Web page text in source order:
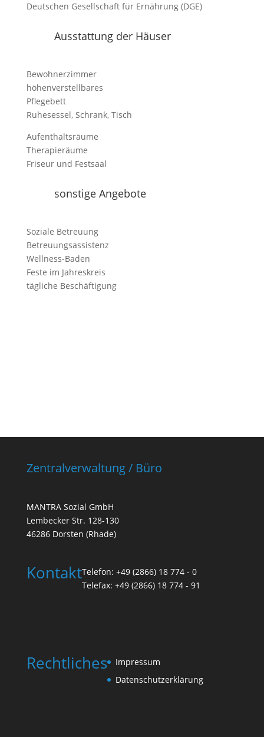
Deutschen Gesellschaft für Ernährung (DGE)
Ausstattung der Häuser
Bewohnerzimmer
höhenverstellbares
Pflegebett
Ruhesessel, Schrank, Tisch
Aufenthaltsräume
Therapieräume
Friseur und Festsaal
sonstige Angebote
Soziale Betreuung
Betreuungsassistenz
Wellness-Baden
Feste im Jahreskreis
tägliche Beschäftigung
Zentralverwaltung / Büro
MANTRA Sozial GmbH
Lembecker Str. 128-130
46286 Dorsten (Rhade)
KontaktTelefon: +49 (2866) 18 774 - 0
Telefax: +49 (2866) 18 774 - 91
Rechtliches
Impressum
Datenschutzerklärung